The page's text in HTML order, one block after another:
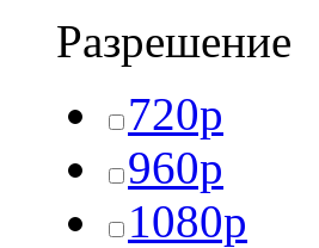
Разрешение
720р
960р
1080р